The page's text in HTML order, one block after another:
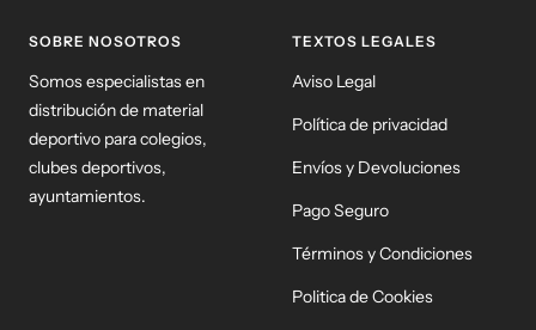
SOBRE NOSOTROS
Somos especialistas en
distribución de material
deportivo para colegios,
clubes deportivos,
ayuntamientos.
TEXTOS LEGALES
Aviso Legal
Política de privacidad
Envíos y Devoluciones
Pago Seguro
Términos y Condiciones
Politica de Cookies